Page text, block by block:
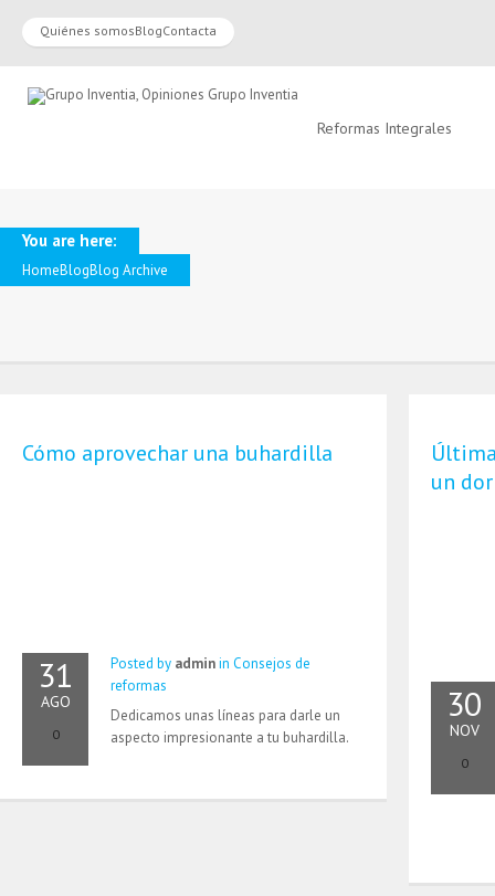
Quiénes somosBlogContacta
Reformas Integrales
You are here:
HomeBlogBlog Archive
Cómo aprovechar una buhardilla
31
AGO
0
Posted by adminin Consejos de
reformas
Dedicamos unas líneas para darle un
aspecto impresionante a tu buhardilla.
un
30
NOV
0